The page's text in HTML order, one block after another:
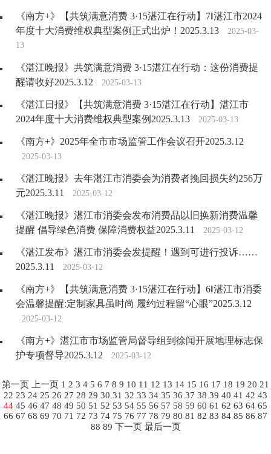
《南方+》【共筑满意消费 3·15湛江在行动】7‖湛江市2024
年度十大消费维权典型案例正式出炉！2025.3.13
2025-03-
13
《湛江晚报》共筑满意消费 3·15湛江在行动：这份消费提
醒请收好2025.3.12
2025-03-13
《湛江日报》【共筑满意消费 3·15湛江在行动】湛江市
2024年度十大消费维权典型案例2025.3.13
2025-03-13
《南方+》2025年全市市场监管工作会议召开2025.3.12
2025-03-13
《湛江晚报》去年湛江市消委会为消费者挽回损失约256万
元2025.3.11
2025-03-12
《湛江晚报》湛江市消委会发布消费品以旧换新消费温馨
提醒 倡导绿色消费 保障消费权益2025.3.11
2025-03-12
《湛江发布》湛江市消委会发提醒！遇到可进行投诉……
2025.3.11
2025-03-12
《南方+》【共筑满意消费 3·15湛江在行动】6‖湛江市消委
会温馨提醒:定制家具虽时尚 履约过程留“心眼”2025.3.12
2025-03-12
《南方+》湛江市市场监管局督导组到徐闻开展地理标志保
护专项督导2025.3.12
2025-03-12
第一页 上一页 1 2 3 4 5 6 7 8 9 10 11 12 13 14 15 16 17 18 19 20 21
22 23 24 25 26 27 28 29 30 31 32 33 34 35 36 37 38 39 40 41 42 43
44 45 46 47 48 49 50 51 52 53 54 55 56 57 58 59 60 61 62 63 64 65
66 67 68 69 70 71 72 73 74 75 76 77 78 79 80 81 82 83 84 85 86 87
88 89 下一页 最后一页